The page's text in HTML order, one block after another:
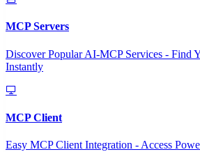
MCP Servers
Discover Popular AI-MCP Services - Find
Instantly
MCP Client
Easy MCP Client Integration - Access